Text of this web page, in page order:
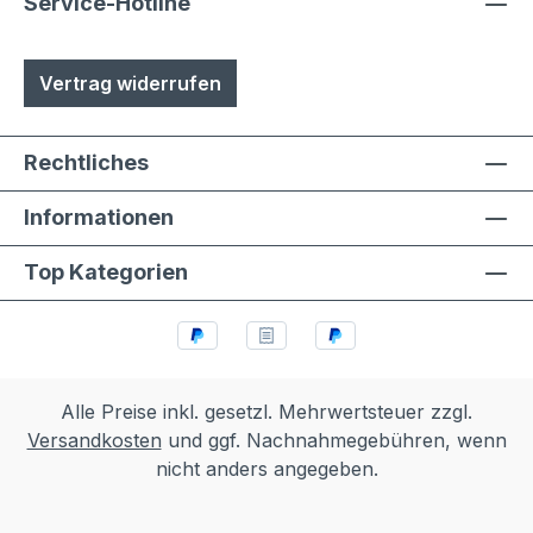
Vertrag widerrufen
Rechtliches
Informationen
Top Kategorien
Alle Preise inkl. gesetzl. Mehrwertsteuer zzgl.
Versandkosten und ggf. Nachnahmegebühren, wenn
nicht anders angegeben.